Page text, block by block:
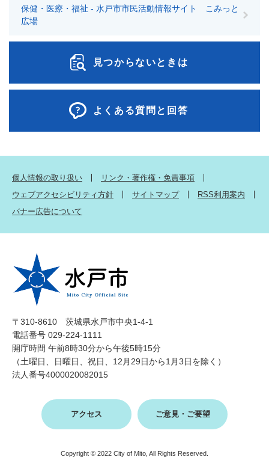
保健・医療・福祉 - 水戸市市民活動情報サイト こみっと
広場
見つからないときは
よくある質問と回答
個人情報の取り扱い
リンク・著作権・免責事項
ウェブアクセシビリティ方針
サイトマップ
RSS利用案内
バナー広告について
〒310-8610 茨城県水戸市中央1-4-1
電話番号 029-224-1111
開庁時間 午前8時30分から午後5時15分
（土曜日、日曜日、祝日、12月29日から1月3日を除く）
法人番号4000020082015
アクセス ご意見・ご要望
Copyright © 2022 City of Mito, All Rights Reserved.